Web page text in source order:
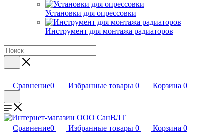
Установки для опрессовки
Инструмент для монтажа радиаторов
Сравнение0 Избранные товары 0 Корзина 0
Сравнение0 Избранные товары 0 Корзина 0